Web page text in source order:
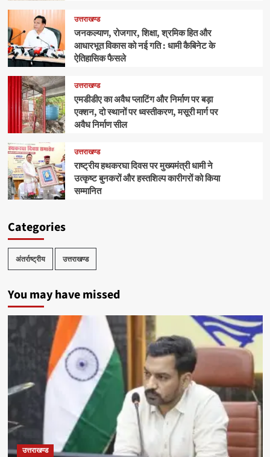
उत्तराखण्ड
जनकल्याण, रोजगार, शिक्षा, श्रमिक हित और
आधारभूत विकास को नई गति : धामी कैबिनेट के
ऐतिहासिक फैसले
उत्तराखण्ड
एमडीडीए का अवैध प्लाटिंग और निर्माण पर बड़ा
एक्शन, दो स्थानों पर ध्वस्तीकरण, मसूरी मार्ग पर
अवैध निर्माण सील
उत्तराखण्ड
राष्ट्रीय हथकरघा दिवस पर मुख्यमंत्री धामी ने
उत्कृष्ट बुनकरों और हस्तशिल्प कारीगरों को किया
सम्मानित
Categories
अंतर्राष्ट्रीय उत्तराखण्ड
You may have missed
उत्तराखण्ड